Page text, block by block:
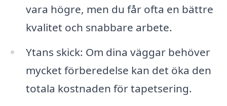
vara högre, men du får ofta en bättre
kvalitet och snabbare arbete.
Ytans skick: Om dina väggar behöver
mycket förberedelse kan det öka den
totala kostnaden för tapetsering.